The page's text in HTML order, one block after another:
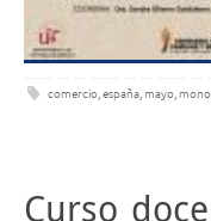
comercio,españa, mayo,
Curso